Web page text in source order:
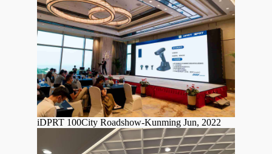
iDPRT 100City Roadshow-Kunming Jun, 2022